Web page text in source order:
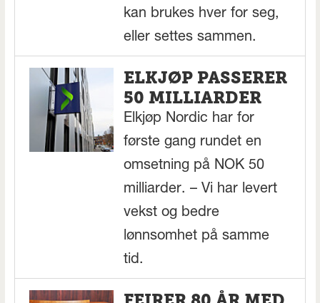
kan brukes hver for seg,
eller settes sammen.
ELKJØP PASSERER
50 MILLIARDER
Elkjøp Nordic har for
første gang rundet en
omsetning på NOK 50
milliarder. – Vi har levert
vekst og bedre
lønnsomhet på samme
tid.